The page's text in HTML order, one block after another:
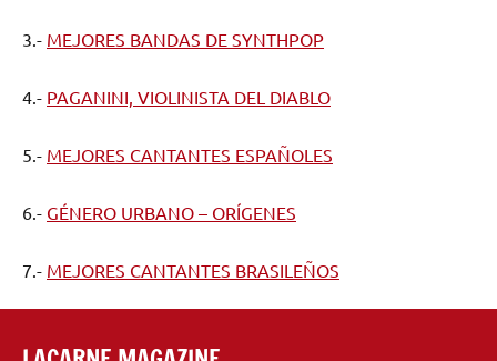
3.- MEJORES BANDAS DE SYNTHPOP
4.- PAGANINI, VIOLINISTA DEL DIABLO
5.- MEJORES CANTANTES ESPAÑOLES
6.- GÉNERO URBANO – ORÍGENES
7.- MEJORES CANTANTES BRASILEÑOS